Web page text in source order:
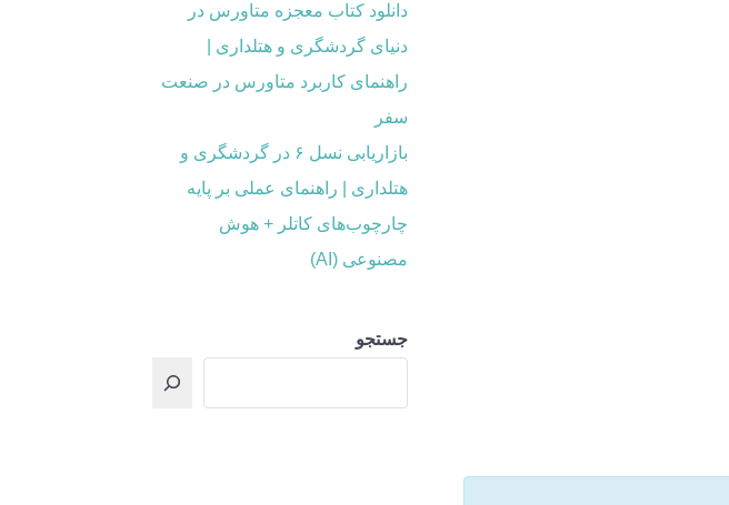
دانلود کتاب معجزه متاورس در
دنیای گردشگری و هتلداری |
راهنمای کاربرد متاورس در صنعت
سفر
بازاریابی نسل ۶ در گردشگری و
هتلداری | راهنمای عملی بر پایه
چارچوب‌های کاتلر + هوش
مصنوعی (AI)
جستجو